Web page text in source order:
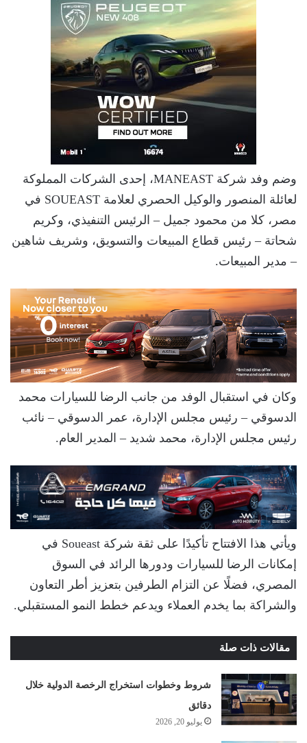
وضم وفد شركة MANEAST، إحدى الشركات المملوكة
لعائلة المنصور والوكيل الحصري لعلامة SOUEAST في
مصر، كلا من محمود جميل – الرئيس التنفيذي، وكريم
شحاتة – رئيس قطاع المبيعات والتسويق، وشريف شاهين
– مدير المبيعات.
وكان في استقبال الوفد من جانب الرضا للسيارات محمد
الدسوقي – رئيس مجلس الإدارة، عمر الدسوقي – نائب
رئيس مجلس الإدارة، محمد شديد – المدير العام.
ويأتي هذا الافتتاح تأكيدًا على ثقة شركة Soueast في
إمكانات الرضا للسيارات ودورها الرائد في السوق
المصري، فضلًا عن التزام الطرفين بتعزيز أطر التعاون
والشراكة بما يخدم العملاء ويدعم خطط النمو المستقبلي.
مقالات ذات صلة
شروط وخطوات استخراج الرخصة الدولية خلال
دقائق
يوليو 20, 2026